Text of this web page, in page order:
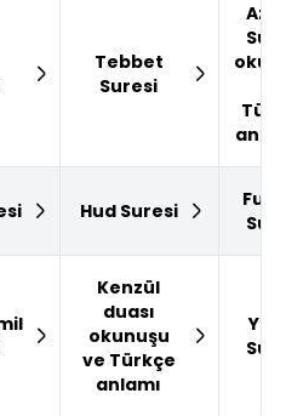
Tebbet
Suresi
Hud Suresi
Kenzül
duası
okunuşu
ve Türkçe
anlamı